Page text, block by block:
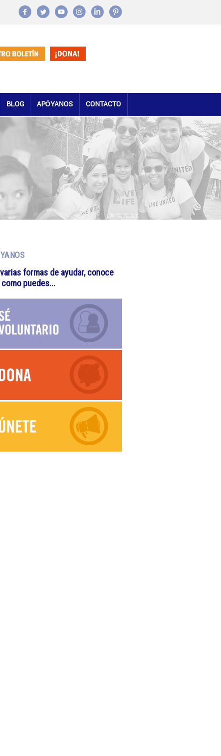
BLOG APÓYANOS CONTACTO
formas de ayudar, conoce
como puedes...